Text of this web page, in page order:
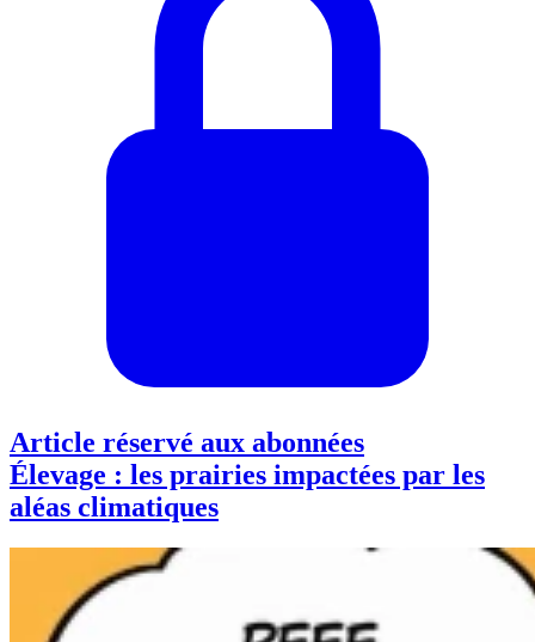
Article réservé aux abonnées
Élevage : les prairies impactées par les
aléas climatiques